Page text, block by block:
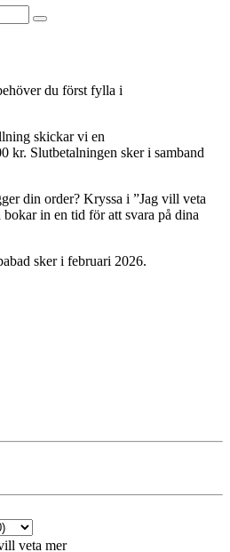
du först fylla i
skickar vi en
kr. Slutbetalningen sker i samband
din order? Kryssa i ”Jag vill veta
in en tid för att svara på dina
sker i februari 2026.
veta mer